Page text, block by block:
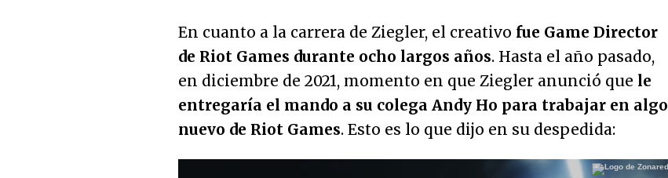
En cuanto a la carrera de Ziegler, el creativo fue Game Director
de Riot Games durante ocho largos años. Hasta el año pasado,
en diciembre de 2021, momento en que Ziegler anunció que le
entregaría el mando a su colega Andy Ho para trabajar en algo
nuevo de Riot Games. Esto es lo que dijo en su despedida: